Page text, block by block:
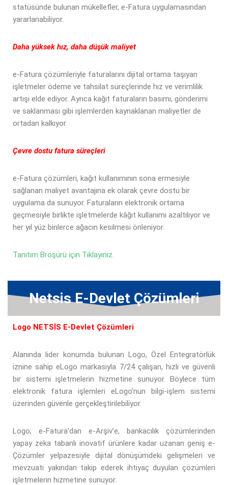
statüsünde bulunan mükellefler, e-Fatura uygulamasından
yararlanabiliyor.
Daha yüksek hız, daha düşük maliyet
e-Fatura çözümleriyle faturalarını dijital ortama taşıyan
işletmeler ödeme ve tahsilat süreçlerinde hız ve verimlilik
artışı elde ediyor. Ayrıca kağıt faturaların basımı, gönderimi
ve saklanması gibi işlemlerden kaynaklanan maliyetler de
ortadan kalkıyor.
Çevre dostu fatura süreçleri
e-Fatura çözümleri, kağıt kullanımının sona ermesiyle
sağlanan maliyet avantajına ek olarak çevre dostu bir
uygulama da sunuyor. Faturaların elektronik ortama
geçmesiyle birlikte işletmelerde kâğıt kullanımı azaltılıyor ve
her yıl yüz binlerce ağacın kesilmesi önleniyor.
Tanıtım Broşürü için Tıklayınız.
Netsis E-Devlet Çözümleri
Logo NETSİS E-Devlet Çözümleri
Alanında lider konumda bulunan Logo, Özel Entegratörlük
iznine sahip eLogo markasıyla 7/24 çalışan, hızlı ve güvenli
bir sistemi işletmelerin hizmetine sunuyor. Böylece tüm
elektronik fatura işlemleri eLogo’nun bilgi-işlem sistemi
üzerinden güvenle gerçekleştirilebiliyor.
Logo; e-Fatura’dan e-Arşiv’e, bankacılık çözümlerinden
yapay zeka tabanlı inovatif ürünlere kadar uzanan geniş e-
Çözümler yelpazesiyle dijital dönüşümdeki gelişmeleri ve
mevzuatı yakından takip ederek ihtiyaç duyulan çözümleri
işletmelerin hizmetine sunuyor.